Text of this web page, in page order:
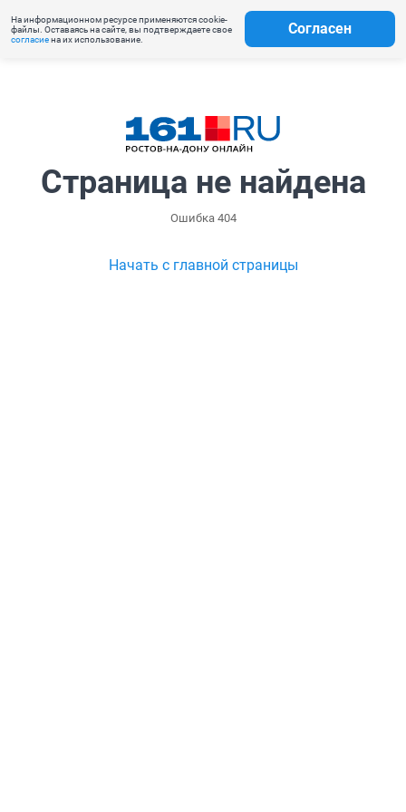
На информационном ресурсе применяются cookie-
файлы. Оставаясь на сайте, вы подтверждаете свое
согласиена их использование.
Согласен
Страница не найдена
Ошибка 404
Начать с главной страницы